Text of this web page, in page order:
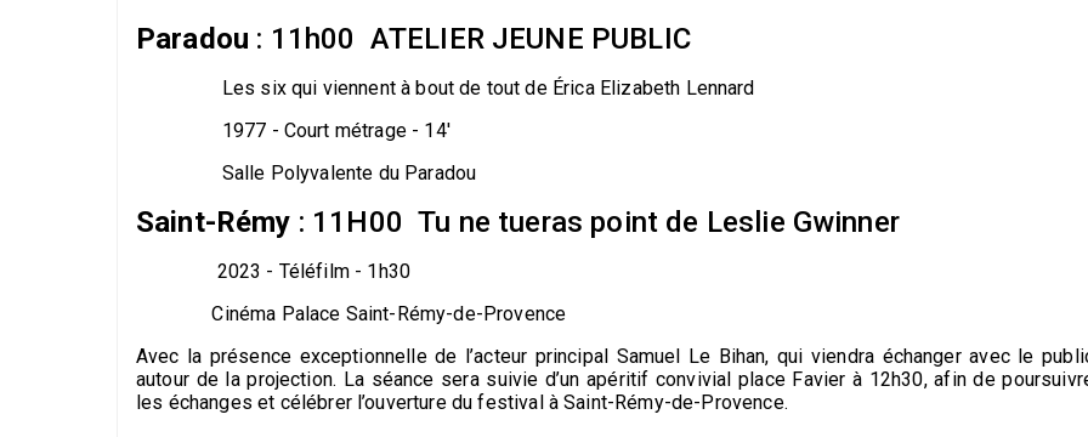
Paradou : 11h00 ATELIER JEUNE PUBLIC
Les six qui viennent à bout de tout de Érica Elizabeth Lennard
1977 - Court métrage - 14'
Salle Polyvalente du Paradou
Saint-Rémy : 11H00 Tu ne tueras point de Leslie Gwinner
2023 - Téléfilm - 1h30
Cinéma Palace Saint-Rémy-de-Provence
Avec la présence exceptionnelle de l’acteur principal Samuel Le Bihan, qui viendra échanger avec le
autour de la projection. La séance sera suivie d’un apéritif convivial place Favier à 12h30, afin de
les échanges et célébrer l’ouverture du festival à Saint-Rémy-de-Provence.